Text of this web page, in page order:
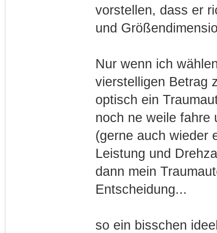
vorstellen, dass er
und
Nur wenn ich
vierstelligen Betrag
optisch ein
noch ne weile fahre
(gerne auch wieder
Leistung und
dann mein
Entscheidung...
so ein bisschen